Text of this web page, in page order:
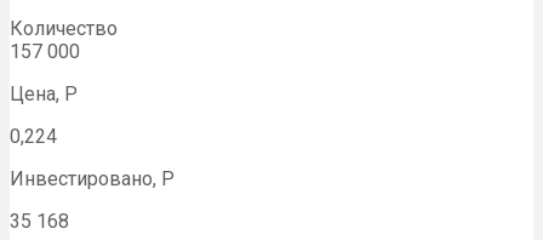
Количество
157 000
Цена, Р
0,224
Инвестировано, Р
35 168